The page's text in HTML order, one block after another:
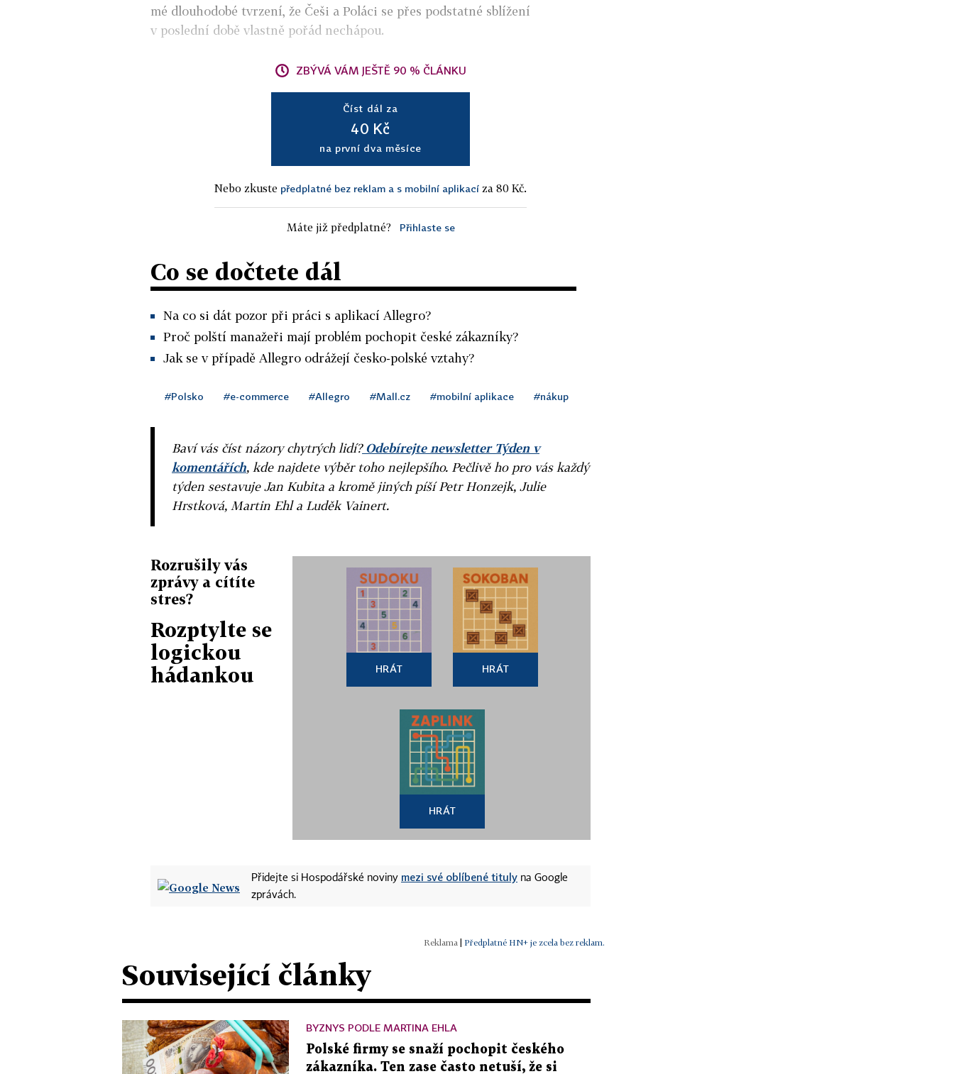
mé dlouhodobé tvrzení, že Češi a Poláci se přes podstatné sblížení
v poslední době vlastně pořád nechápou.
ZBÝVÁ VÁM JEŠTĚ 90 % ČLÁNKU
Číst dál za
40 Kč
na první dva měsíce
Nebo zkuste předplatné bez reklam a s mobilní aplikací za 80 Kč.
Máte již předplatné? Přihlaste se
Co se dočtete dál
Na co si dát pozor při práci s aplikací Allegro?
Proč polští manažeři mají problém pochopit české zákazníky?
Jak se v případě Allegro odrážejí česko-polské vztahy?
#Polsko #e-commerce #Allegro #Mall.cz #mobilní aplikace #nákup
Baví vás číst názory chytrých lidí?Odebírejte newsletter Týden v
komentářích, kde najdete výběr toho nejlepšího. Pečlivě ho pro vás každý
týden sestavuje Jan Kubita a kromě jiných píší Petr Honzejk, Julie
Hrstková, Martin Ehl a Luděk Vainert.
Rozrušily vás
zprávy a cítíte
stres?
Rozptylte se
logickou
hádankou
HRÁT HRÁT
HRÁT
Přidejte si Hospodářské noviny mezi své oblíbené tituly na Google
zprávách.
Předplatné HN+ je zcela bez reklam.
Související články
BYZNYS PODLE MARTINA EHLA
Polské firmy se snaží pochopit českého
zákazníka. Ten zase často netuší, že si